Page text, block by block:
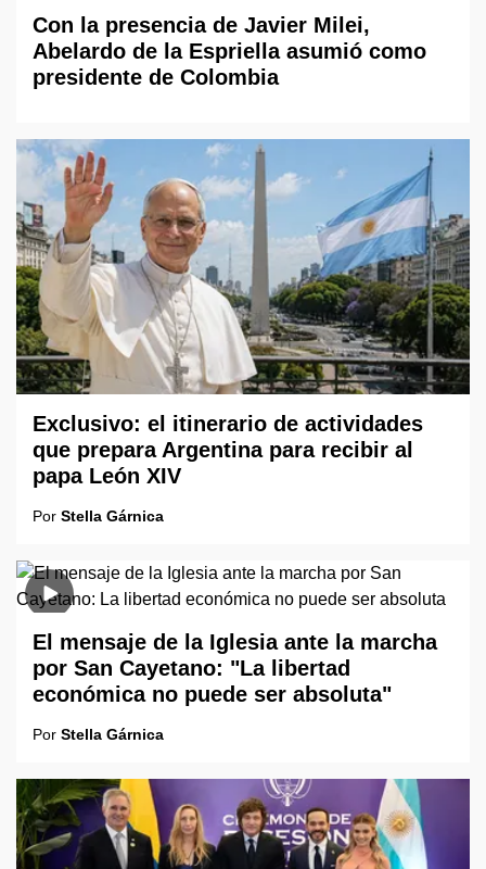
Con la presencia de Javier Milei,
Abelardo de la Espriella asumió como
presidente de Colombia
Exclusivo: el itinerario de actividades
que prepara Argentina para recibir al
papa León XIV
Por Stella Gárnica
El mensaje de la Iglesia ante la marcha
por San Cayetano: "La libertad
económica no puede ser absoluta"
Por Stella Gárnica